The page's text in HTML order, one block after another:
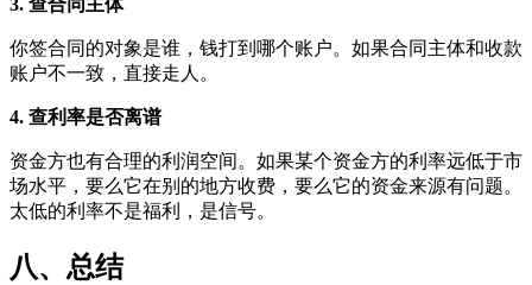
3. 查合同主体
你签合同的对象是谁，钱打到哪个账户。如果合同主体和收款
账户不一致，直接走人。
4. 查利率是否离谱
资金方也有合理的利润空间。如果某个资金方的利率远低于市
场水平，要么它在别的地方收费，要么它的资金来源有问题。
太低的利率不是福利，是信号。
八、总结